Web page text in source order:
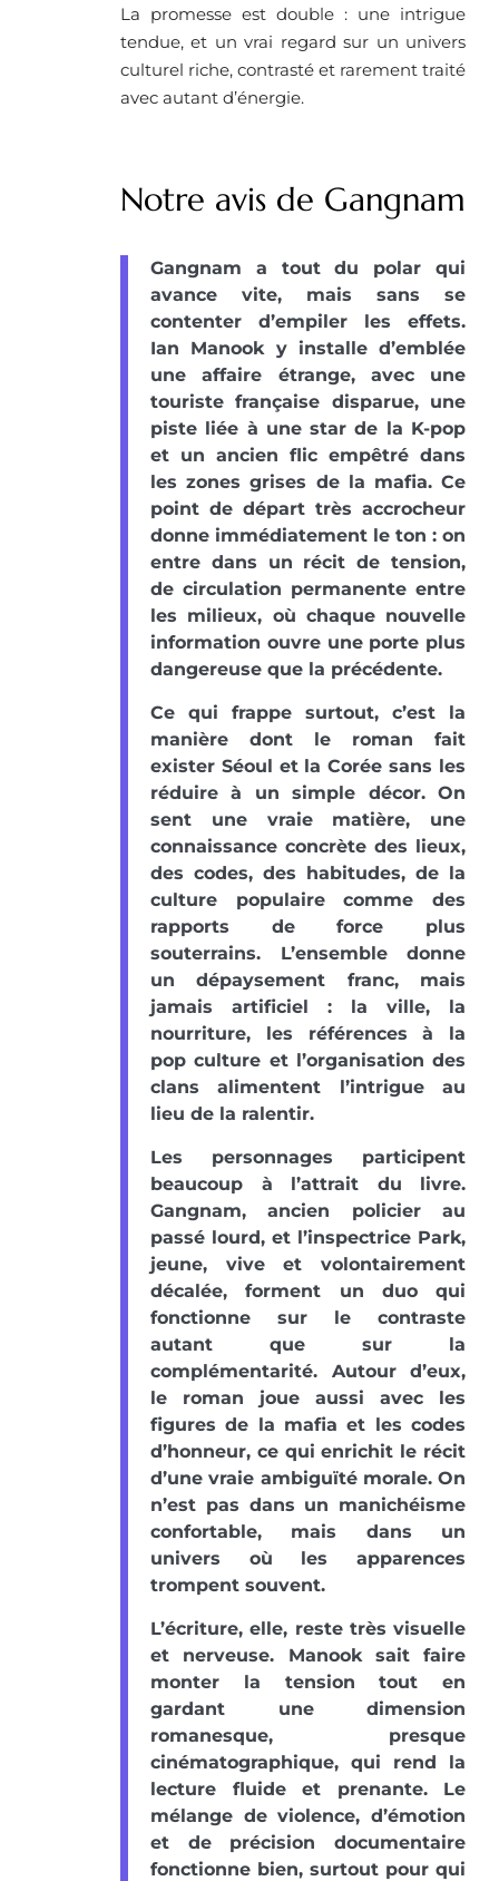
La promesse est double : une intrigue
tendue, et un vrai regard sur un univers
culturel riche, contrasté et rarement traité
avec autant d’énergie.
Notre avis de Gangnam
Gangnam a tout du polar qui
avance vite, mais sans se
contenter d’empiler les effets.
Ian Manook y installe d’emblée
une affaire étrange, avec une
touriste française disparue, une
piste liée à une star de la K-pop
et un ancien flic empêtré dans
les zones grises de la mafia. Ce
point de départ très accrocheur
donne immédiatement le ton : on
entre dans un récit de tension,
de circulation permanente entre
les milieux, où chaque nouvelle
information ouvre une porte plus
dangereuse que la précédente.
Ce qui frappe surtout, c’est la
manière dont le roman fait
exister Séoul et la Corée sans les
réduire à un simple décor. On
sent une vraie matière, une
connaissance concrète des lieux,
des codes, des habitudes, de la
culture populaire comme des
rapports de force plus
souterrains. L’ensemble donne
un dépaysement franc, mais
jamais artificiel : la ville, la
nourriture, les références à la
pop culture et l’organisation des
clans alimentent l’intrigue au
lieu de la ralentir.
Les personnages participent
beaucoup à l’attrait du livre.
Gangnam, ancien policier au
passé lourd, et l’inspectrice Park,
jeune, vive et volontairement
décalée, forment un duo qui
fonctionne sur le contraste
autant que sur la
complémentarité. Autour d’eux,
le roman joue aussi avec les
figures de la mafia et les codes
d’honneur, ce qui enrichit le récit
d’une vraie ambiguïté morale. On
n’est pas dans un manichéisme
confortable, mais dans un
univers où les apparences
trompent souvent.
L’écriture, elle, reste très visuelle
et nerveuse. Manook sait faire
monter la tension tout en
gardant une dimension
romanesque, presque
cinématographique, qui rend la
lecture fluide et prenante. Le
mélange de violence, d’émotion
et de précision documentaire
fonctionne bien, surtout pour qui